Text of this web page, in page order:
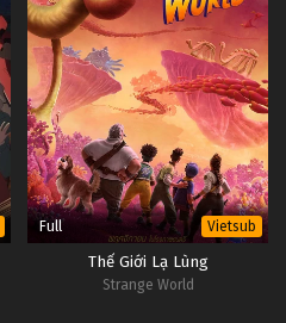
Full Vietsub
Thế Giới Lạ Lùng
Strange World